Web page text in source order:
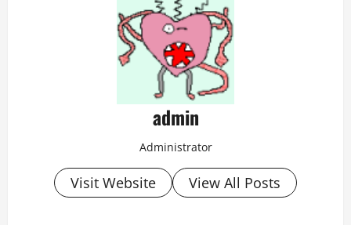
admin
Administrator
Visit Website View All Posts